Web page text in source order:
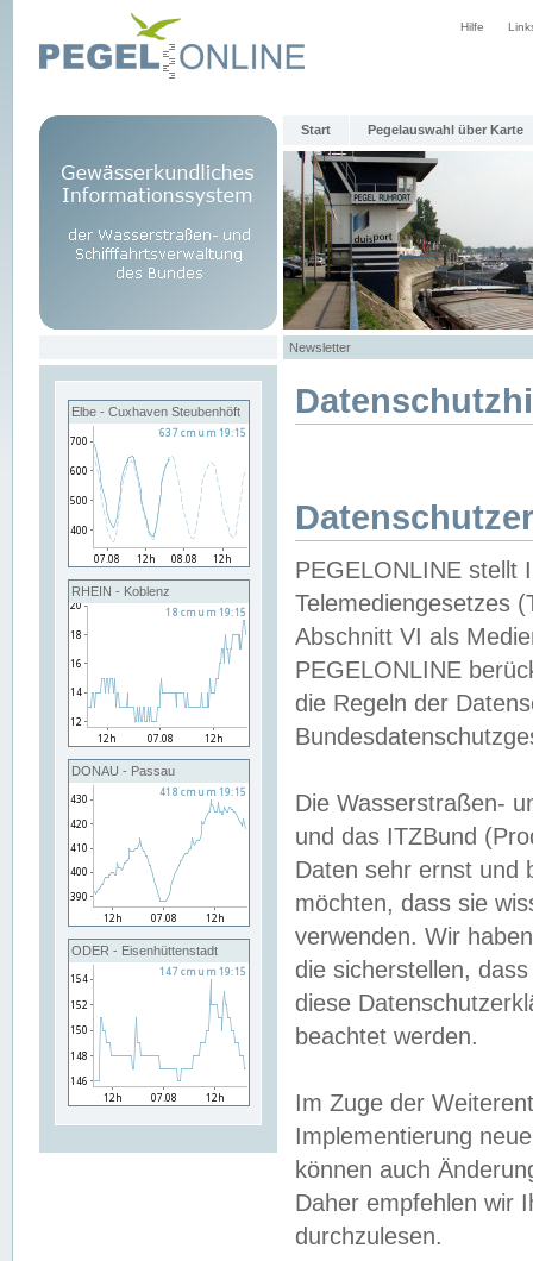
Hilfe
Start Pegelauswahl über Karte
Newsletter
Elbe - Cuxhaven Steubenhöft
RHEIN - Koblenz
DONAU - Passau
ODER - Eisenhüttenstadt
PEGELONLINE stellt
Telemediengesetzes
Abschnitt VI als
PEGELONLINE
die Regeln der
Die Wasserstraßen-
und das ITZBund
Daten sehr ernst und
möchten, dass sie
verwenden. Wir
die sicherstellen,
diese
beachtet werden.
Im Zuge der
Implementierung
können auch
Daher empfehlen wir
durchzulesen.